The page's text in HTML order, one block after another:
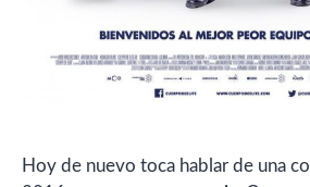
Hoy de nuevo toca hablar de una